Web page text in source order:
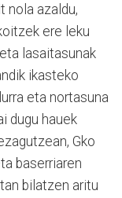
nola azaldu,
ere leku
lasaitasunak
ikasteko
eta nortasuna
dugu hauek
Gko
baserriaren
bilatzen aritu